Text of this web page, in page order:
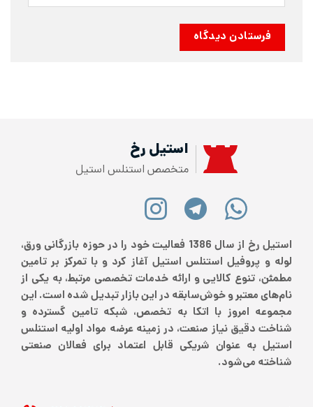
استیل رخ
متخصص استنلس استیل
استیل رخ از سال 1386 فعالیت خود را در حوزه بازرگانی ورق،
لوله و پروفیل استنلس استیل آغاز کرد و با تمرکز بر تامین
مطمئن، تنوع کالایی و ارائه خدمات تخصصی مرتبط، به یکی از
نام‌های معتبر و خوش‌سابقه در این بازار تبدیل شده است. این
مجموعه امروز با اتکا به تخصص، شبکه تامین گسترده و
شناخت دقیق نیاز صنعت، در زمینه عرضه مواد اولیه استنلس
استیل به عنوان شریکی قابل اعتماد برای فعالان صنعتی
شناخته می‌شود.